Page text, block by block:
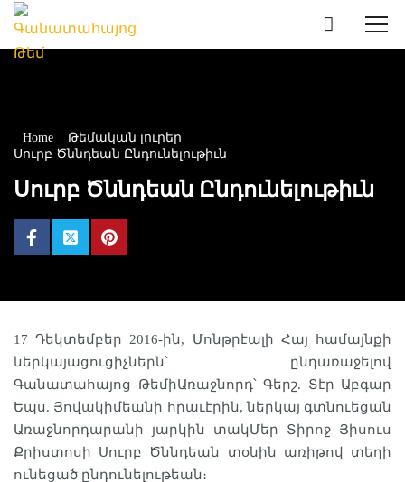
Home
Թեմական լուրեր
Սուրբ Ծննդեան Ընդունելութիւն
Սուրբ Ծննդեան Ընդունելութիւն
17 Դեկտեմբեր 2016-ին, Մոնթրէալի Հայ համայնքի
ներկայացուցիչներն՝ ընդառաջելով
Գանատահայոց ԹեմիԱռաջնորդ՝ Գերշ. Տէր Աբգար
Եպս. Յովակիմեանի հրաւէրին, ներկայ գտնուեցան
Առաջնորդարանի յարկին տակՄեր Տիրոջ Յիսուս
Քրիստոսի Սուրբ Ծննդեան տօնին առիթով տեղի
ունեցած ընդունելութեան։